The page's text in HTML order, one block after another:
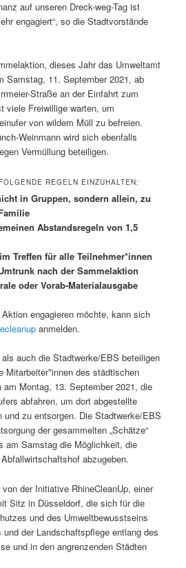
auf unseren Dreck-weg-Tag ist
engagiert“, so die Stadtvorstände
dieses Jahr das Umweltamt
Samstag, 11. September 2021, ab
Straße an der Einfahrt zum
viele Freiwillige warten, um
von wildem Müll zu befreien.
Weinmann wird sich ebenfalls
Vermüllung beteiligen.
REGELN EINZUHALTEN:
in Gruppen, sondern allein, zu
Abstandsregeln von 1,5
Treffen für alle Teilnehmer*innen
nach der Sammelaktion
oder Vorab-Materialausgabe
engagieren möchte, kann sich
anmelden.
auch die Stadtwerke/EBS beteiligen
Mitarbeiter*innen des städtischen
am Montag, 13. September 2021, die
abfahren, um dort abgestellte
zu entsorgen. Die Stadtwerke/EBS
der gesammelten „Schätze“
am Samstag die Möglichkeit, die
abzugeben.
der Initiative RhineCleanUp, einer
Sitz in Düsseldorf, die sich für die
und des Umweltbewusstseins
der Landschaftspflege entlang des
und in den angrenzenden Städten